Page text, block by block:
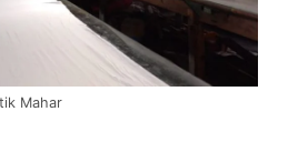
Mahar